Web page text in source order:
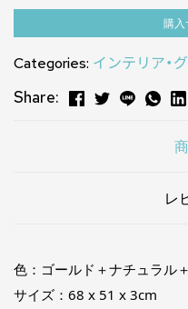
購
Categories: インテリア・
Share:
レ
色：ゴールド＋ナチュラル
サイズ：68 x 51 x 3cm